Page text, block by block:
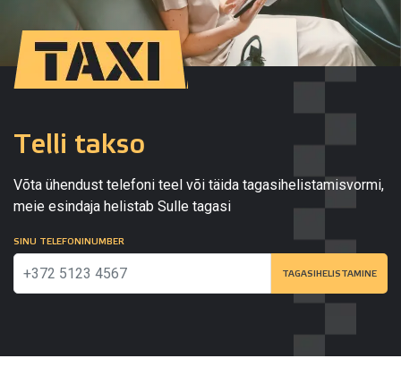
Telli takso
Võta ühendust telefoni teel või täida tagasihelistamisvormi,
meie esindaja helistab Sulle tagasi
SINU TELEFONINUMBER
TAGASIHELISTAMINE